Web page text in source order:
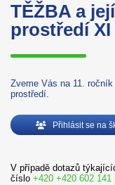
TĚŽBA a
prostředí XI
Zveme Vás na 11.
prostředí.
Přihlásit se na
V případě dotazů
číslo +420 +420 602 141